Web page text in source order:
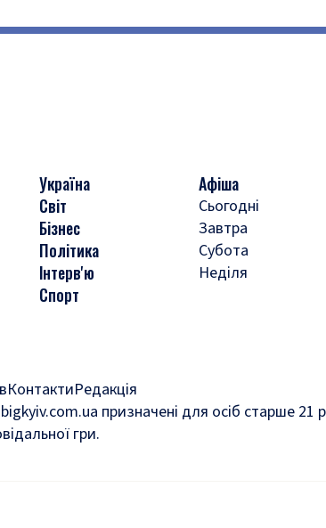
Україна
Світ
Бізнес
Політика
Інтерв'ю
Спорт
Афіша
Сьогодні
Завтра
Субота
Неділя
КонтактиРедакція
призначені для осіб старше
гри.